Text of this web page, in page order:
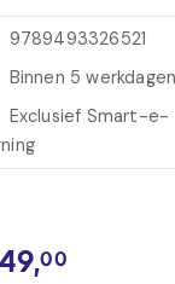
9789493326521
Binnen 5 werkdagen
Exclusief Smart-e-
49,00